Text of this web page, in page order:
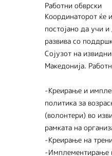
Работни обврски
Координаторот ќе
постојано да учи и
развива со
Сојузот на
Македонија.
-Креирање и
политика за
(волонтери) во
рамката на
-Креирање на
-Имплементирање